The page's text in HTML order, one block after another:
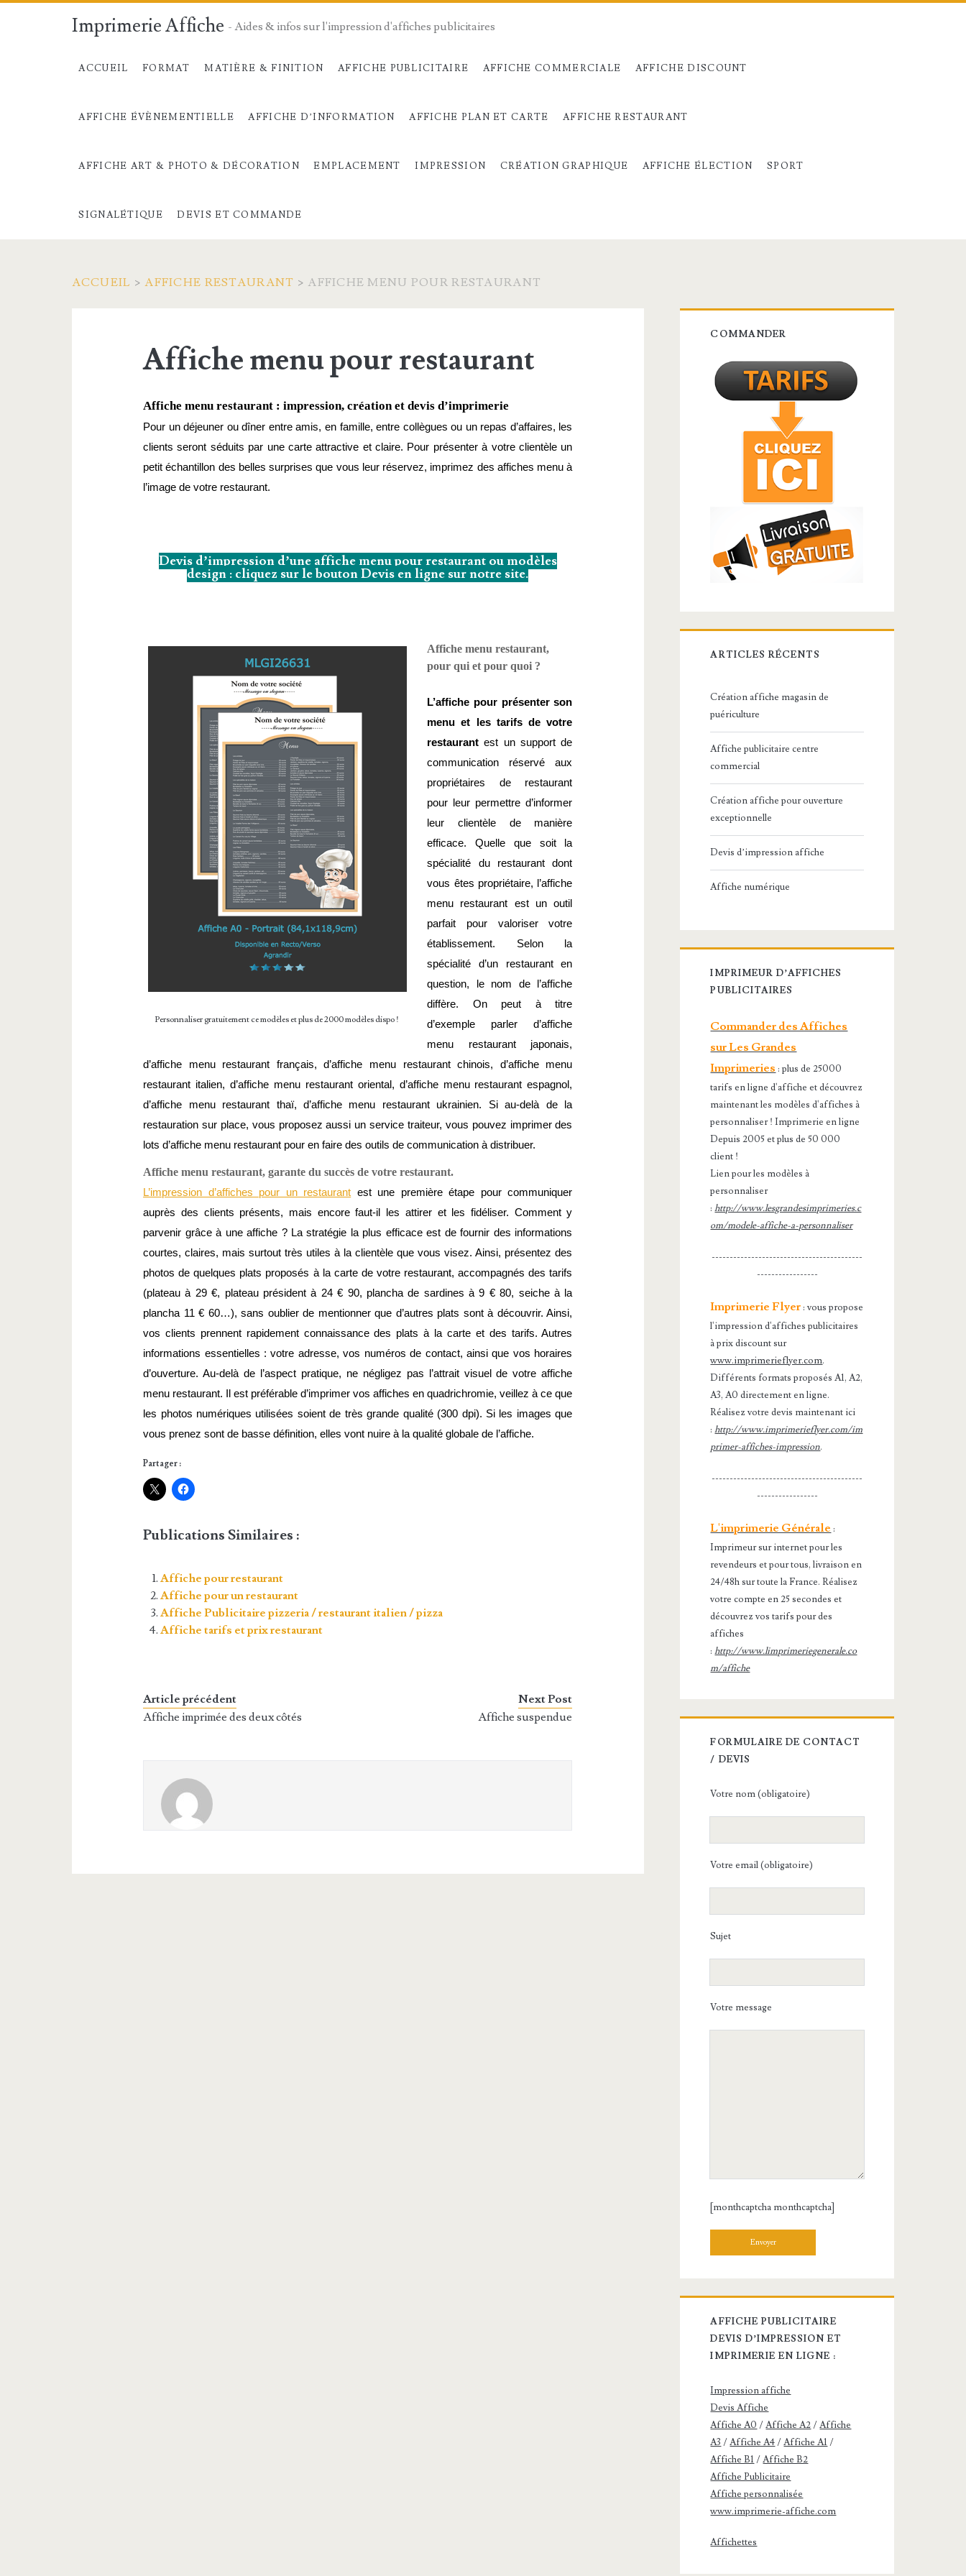
Imprimerie Affiche - Aides & infos sur l'impression d'affiches publicitaires
ACCUEIL FORMAT MATIÈRE & FINITION AFFICHE PUBLICITAIRE AFFICHE COMMERCIALE AFFICHE DISCOUNT
AFFICHE ÉVÈNEMENTIELLE AFFICHE D’INFORMATION AFFICHE PLAN ET CARTE AFFICHE RESTAURANT
AFFICHE ART & PHOTO & DÉCORATION EMPLACEMENT IMPRESSION CRÉATION GRAPHIQUE AFFICHE ÉLECTION SPORT
SIGNALÉTIQUE DEVIS ET COMMANDE
ACCUEIL >AFFICHE RESTAURANT > AFFICHE MENU POUR RESTAURANT
Affiche menu pour restaurant
Affiche menu restaurant : impression, création et devis d’imprimerie
Pour un déjeuner ou dîner entre amis, en famille, entre collègues ou un repas d’affaires, les
clients seront séduits par une carte attractive et claire. Pour présenter à votre clientèle un
petit échantillon des belles surprises que vous leur réservez, imprimez des affiches menu à
l’image de votre restaurant.
Devis d’impression d’une affiche menu pour restaurant ou modèles
design : cliquez sur le bouton Devis en ligne sur notre site.
Personnaliser gratuitement ce modèles et plus de 2000 modèles dispo !
Affiche menu restaurant,
pour qui et pour quoi ?
L’affiche pour présenter son
menu et les tarifs de votre
restaurant est un support de
communication réservé aux
propriétaires de restaurant
pour leur permettre d’informer
leur clientèle de manière
efficace. Quelle que soit la
spécialité du restaurant dont
vous êtes propriétaire, l’affiche
menu restaurant est un outil
parfait pour valoriser votre
établissement. Selon la
spécialité d’un restaurant en
question, le nom de l’affiche
diffère. On peut à titre
d’exemple parler d’affiche
menu restaurant japonais,
d’affiche menu restaurant français, d’affiche menu restaurant chinois, d’affiche menu
restaurant italien, d’affiche menu restaurant oriental, d’affiche menu restaurant espagnol,
d’affiche menu restaurant thaï, d’affiche menu restaurant ukrainien. Si au-delà de la
restauration sur place, vous proposez aussi un service traiteur, vous pouvez imprimer des
lots d’affiche menu restaurant pour en faire des outils de communication à distribuer.
Affiche menu restaurant, garante du succès de votre restaurant.
L’impression d’affiches pour un restaurant est une première étape pour communiquer
auprès des clients présents, mais encore faut-il les attirer et les fidéliser. Comment y
parvenir grâce à une affiche ? La stratégie la plus efficace est de fournir des informations
courtes, claires, mais surtout très utiles à la clientèle que vous visez. Ainsi, présentez des
photos de quelques plats proposés à la carte de votre restaurant, accompagnés des tarifs
(plateau à 29 €, plateau président à 24 € 90, plancha de sardines à 9 € 80, seiche à la
plancha 11 € 60…), sans oublier de mentionner que d’autres plats sont à découvrir. Ainsi,
vos clients prennent rapidement connaissance des plats à la carte et des tarifs. Autres
informations essentielles : votre adresse, vos numéros de contact, ainsi que vos horaires
d’ouverture. Au-delà de l’aspect pratique, ne négligez pas l’attrait visuel de votre affiche
menu restaurant. Il est préférable d’imprimer vos affiches en quadrichromie, veillez à ce que
les photos numériques utilisées soient de très grande qualité (300 dpi). Si les images que
vous prenez sont de basse définition, elles vont nuire à la qualité globale de l’affiche.
Partager :
Publications Similaires :
Affiche pour restaurant
Affiche pour un restaurant
Affiche Publicitaire pizzeria / restaurant italien / pizza
Affiche tarifs et prix restaurant
Article précédent
Affiche imprimée des deux côtés
Next Post
Affiche suspendue
Barre
latérale
principale
COMMANDER
ARTICLES RÉCENTS
Création affiche magasin de
puériculture
Affiche publicitaire centre
commercial
Création affiche pour ouverture
exceptionnelle
Devis d’impression affiche
Affiche numérique
IMPRIMEUR D’AFFICHES
PUBLICITAIRES
Commander des Affiches
sur Les Grandes
Imprimeries : plus de 25000
tarifs en ligne d'affiche et découvrez
maintenant les modèles d'affiches à
personnaliser ! Imprimerie en ligne
Depuis 2005 et plus de 50 000
client !
Lien pour les modèles à
personnaliser
:http://www.lesgrandesimprimeries.c
om/modele-affiche-a-personnaliser
------------------------------------------
-----------------
Imprimerie Flyer : vous propose
l'impression d'affiches publicitaires
à prix discount sur
www.imprimerieflyer.com.
Différents formats proposés A1, A2,
A3, A0 directement en ligne.
Réalisez votre devis maintenant ici
:http://www.imprimerieflyer.com/im
primer-affiches-impression.
------------------------------------------
-----------------
L'imprimerie Générale :
Imprimeur sur internet pour les
revendeurs et pour tous, livraison en
24/48h sur toute la France. Réalisez
votre compte en 25 secondes et
découvrez vos tarifs pour des
affiches
:http://www.limprimeriegenerale.co
m/affiche
FORMULAIRE DE CONTACT
/ DEVIS
Votre nom (obligatoire)
Votre email (obligatoire)
Sujet
Votre message
[monthcaptcha monthcaptcha]
AFFICHE PUBLICITAIRE
DEVIS D’IMPRESSION ET
IMPRIMERIE EN LIGNE :
Impression affiche
Devis Affiche
Affiche A0 /Affiche A2 /Affiche
A3 /Affiche A4 /Affiche A1 /
Affiche B1 /Affiche B2
Affiche Publicitaire
Affiche personnalisée
www.imprimerie-affiche.com
Affichettes